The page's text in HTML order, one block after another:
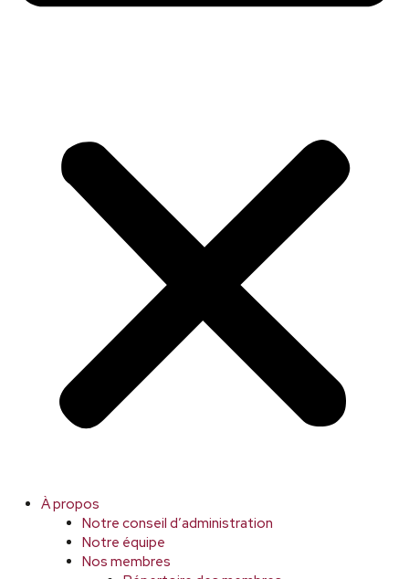
À propos
Notre conseil d’administration
Notre équipe
Nos membres